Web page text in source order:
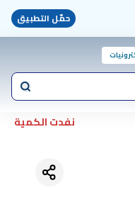
حمّل التطبيق
نفدت الكمية